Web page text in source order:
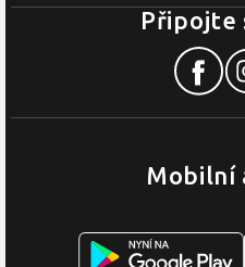
Mobilní
Připojte